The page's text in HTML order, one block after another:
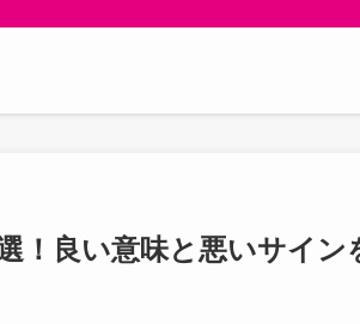
！良い意味と悪いサイン